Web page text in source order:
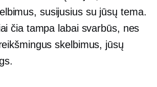
susijusius su jūsų tema.
čia tampa labai svarbūs, nes
skelbimus, jūsų